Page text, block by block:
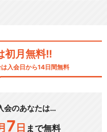
初月無料!!
入会日から14日間無料
会のあなたは…
7 日 まで無料